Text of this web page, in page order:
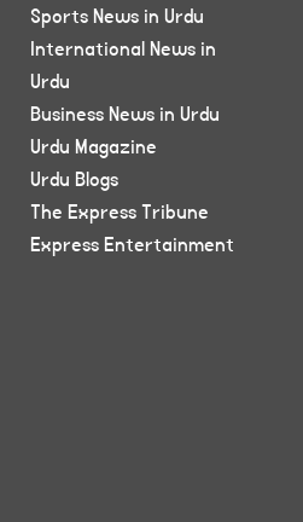
Sports News in Urdu
International News in
Urdu
Business News in Urdu
Urdu Magazine
Urdu Blogs
The Express Tribune
Express Entertainment